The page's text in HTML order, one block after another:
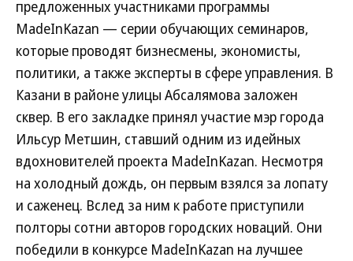
предложенных участниками программы
MadeInKazan — серии обучающих семинаров,
которые проводят бизнесмены, экономисты,
политики, а также эксперты в сфере управления. В
Казани в районе улицы Абсалямова заложен
сквер. В его закладке принял участие мэр города
Ильсур Метшин, ставший одним из идейных
вдохновителей проекта MadeInKazan. Несмотря
на холодный дождь, он первым взялся за лопату
и саженец. Вслед за ним к работе приступили
полторы сотни авторов городских новаций. Они
победили в конкурсе MadeInKazan на лучшее